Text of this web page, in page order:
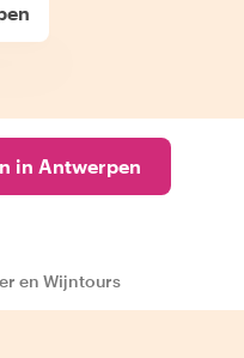
in Antwerpen
en Wijntours